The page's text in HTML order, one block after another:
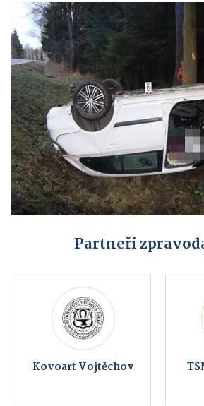
Partneři
Kovoart Vojtěchov